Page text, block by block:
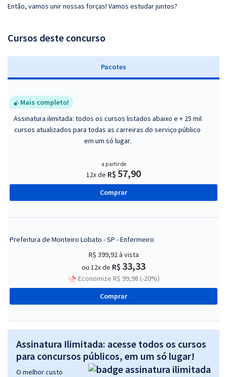
Então, vamos unir nossas forças! Vamos estudar juntos?
Cursos deste concurso
Pacotes
Mais completo!
Assinatura ilimitada: todos os cursos listados abaixo e + 25 mil
cursos atualizados para todas as carreiras do serviço público
em um só lugar.
a partir de
12x de R$ 57,90
Comprar
Prefeitura de Monteiro Lobato - SP - Enfermeiro
R$ 399,92à vista
ou 12x de R$ 33,33
Economize R$ 99,98 (-20%)
Comprar
Assinatura Ilimitada: acesse todos os cursos
para concursos públicos, em um só lugar!
O melhor custo